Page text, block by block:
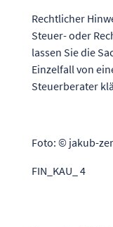
Rechtlicher
Steuer- oder
lassen Sie die
Einzelfall von
Steuerberater
Foto: © jakub-
FIN_KAU_ 4